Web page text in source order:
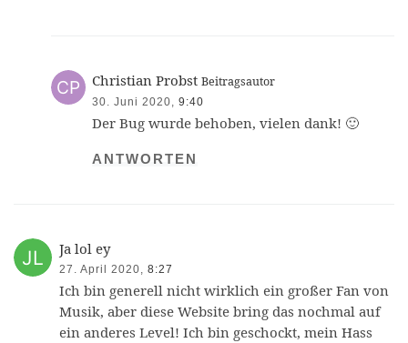
Christian Probst Beitragsautor
30. Juni 2020, 9:40
Der Bug wurde behoben, vielen dank! 🙂
ANTWORTEN
Ja lol ey
27. April 2020, 8:27
Ich bin generell nicht wirklich ein großer Fan von
Musik, aber diese Website bring das nochmal auf
ein anderes Level! Ich bin geschockt, mein Hass